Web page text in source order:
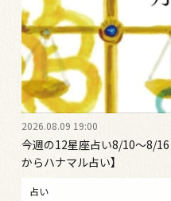
2026.08.09 19:00
今週の12星座占い8/10～8/
からハナマル占い】
占い